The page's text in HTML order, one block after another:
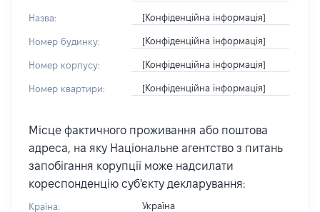
Назва: [Конфіденційна інформація]
Номер будинку: [Конфіденційна інформація]
Номер корпусу: [Конфіденційна інформація]
Номер квартири: [Конфіденційна інформація]
Місце фактичного проживання або поштова
адреса, на яку Національне агентство з питань
запобігання корупції може надсилати
кореспонденцію суб'єкту декларування:
Країна: Україна